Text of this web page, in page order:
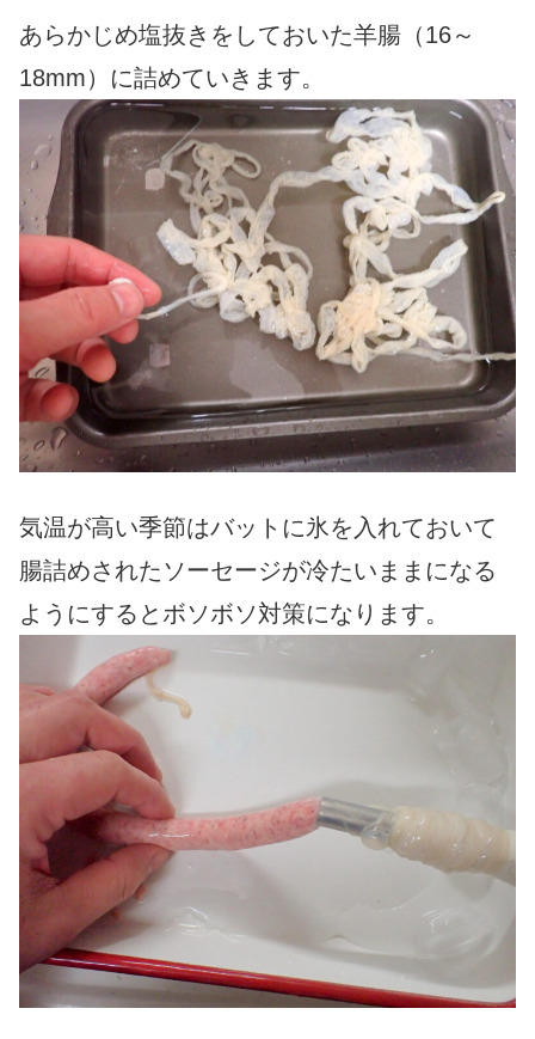
あらかじめ塩抜きをしておいた羊腸（16～
18mm）に詰めていきます。
気温が高い季節はバットに氷を入れておいて
腸詰めされたソーセージが冷たいままになる
ようにするとボソボソ対策になります。